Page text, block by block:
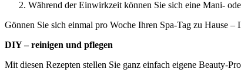
Während der Einwirkzeit können Sie sich eine Mani-
Gönnen Sie sich einmal pro Woche Ihren Spa-Tag zu Hause –
DIY – reinigen und pflegen
Mit diesen Rezepten stellen Sie ganz einfach eigene Beauty-